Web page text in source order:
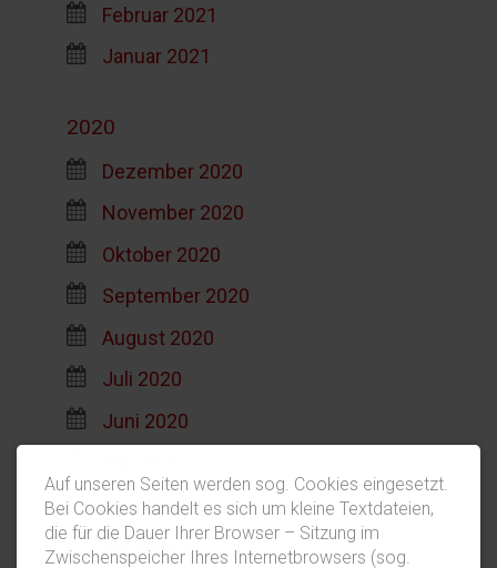
Februar 2021
Januar 2021
2020
Dezember 2020
November 2020
Oktober 2020
September 2020
August 2020
Juli 2020
Juni 2020
April 2020
März 2020
Auf unseren Seiten werden sog. Cookies eingesetzt.
Bei Cookies handelt es sich um kleine Textdateien,
die für die Dauer Ihrer Browser – Sitzung im
Zwischenspeicher Ihres Internetbrowsers (sog.